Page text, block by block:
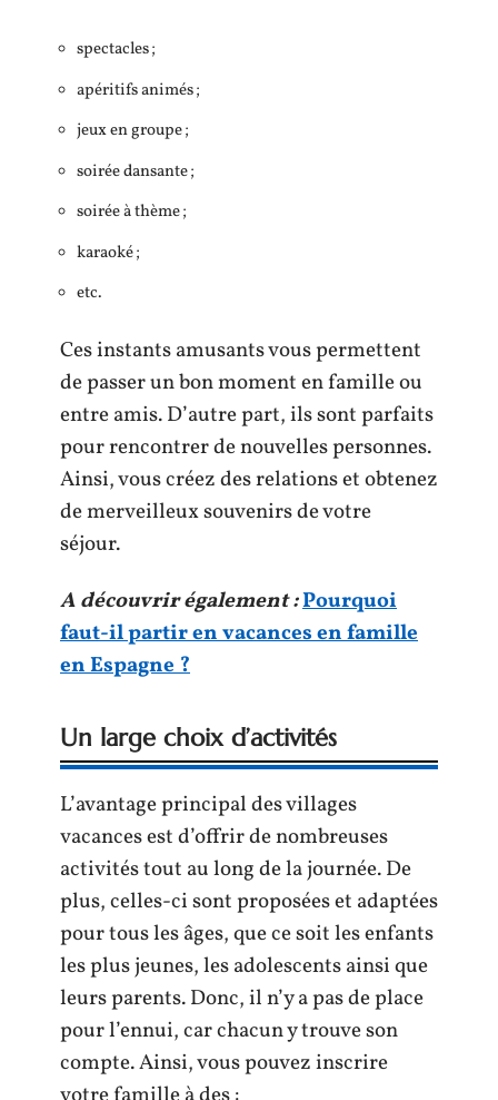
spectacles ;
apéritifs animés ;
jeux en groupe ;
soirée dansante ;
soirée à thème ;
karaoké ;
etc.
Ces instants amusants vous permettent
de passer un bon moment en famille ou
entre amis. D’autre part, ils sont parfaits
pour rencontrer de nouvelles personnes.
Ainsi, vous créez des relations et obtenez
de merveilleux souvenirs de votre
séjour.
A découvrir également :Pourquoi
faut-il partir en vacances en famille
en Espagne ?
Un large choix d’activités
L’avantage principal des villages
vacances est d’offrir de nombreuses
activités tout au long de la journée. De
plus, celles-ci sont proposées et adaptées
pour tous les âges, que ce soit les enfants
les plus jeunes, les adolescents ainsi que
leurs parents. Donc, il n’y a pas de place
pour l’ennui, car chacun y trouve son
compte. Ainsi, vous pouvez inscrire